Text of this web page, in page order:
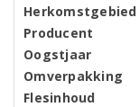
Herkomstgebied
Producent
Oogstjaar
Omverpakking
Flesinhoud